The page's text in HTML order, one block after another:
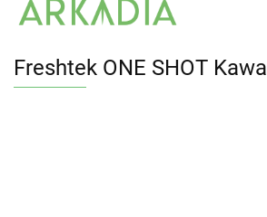
Freshtek ONE SHOT Kawa